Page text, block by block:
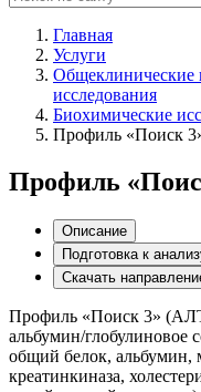
Главная
Услуги
Общеклинические
исследования
Биохимические
Профиль «Поиск
Профиль
Описание
Подготовка к
Скачать
Профиль «Поиск 3»
альбумин/
общий белок, альбумин,
креатинкиназа,